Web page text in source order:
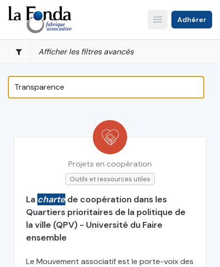
Aller
au
contenu
principal
Open main menu
Adhérer
Afficher les filtres avancés
Projets en coopération
Outils et ressources utiles
La charte de coopération dans les
Quartiers prioritaires de la politique de
la ville (QPV) - Université du Faire
ensemble
Le Mouvement associatif est le porte-voix des